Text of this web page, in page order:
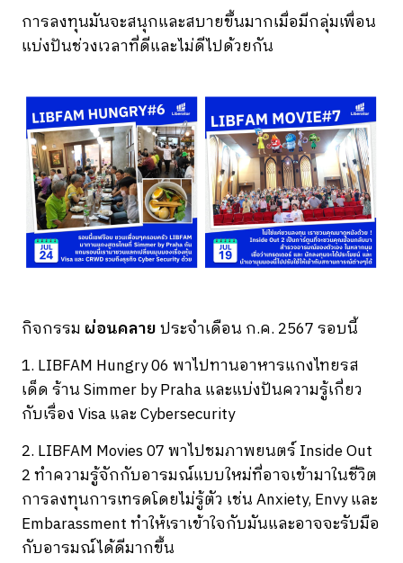
การลงทุนมันจะสนุกและสบายขึ้นมากเมื่อมีกลุ่มเพื่อน
แบ่งปันช่วงเวลาที่ดีและไม่ดีไปด้วยกัน
กิจกรรม ผ่อนคลายประจำเดือน ก.ค. 2567 รอบนี้
1. LIBFAM Hungry 06 พาไปทานอาหารแกงไทยรส
เด็ด ร้าน Simmer by Praha และแบ่งปันความรู้เกี่ยว
กับเรื่อง Visa และ Cybersecurity
2. LIBFAM Movies 07 พาไปชมภาพยนตร์ Inside Out
2 ทำความรู้จักกับอารมณ์แบบใหม่ที่อาจเข้ามาในชีวิต
การลงทุนการเทรดโดยไม่รู้ตัว เช่น Anxiety, Envy และ
Embarassment ทำให้เราเข้าใจกับมันและอาจจะรับมือ
กับอารมณ์ได้ดีมากขึ้น